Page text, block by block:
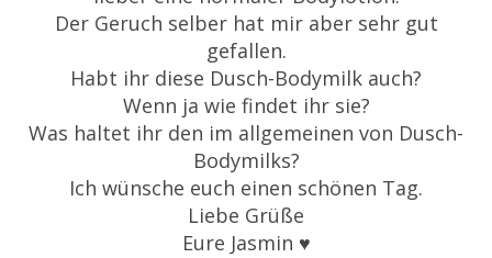
Der Geruch selber hat mir aber sehr gut
gefallen.
Habt ihr diese Dusch-Bodymilk auch?
Wenn ja wie findet ihr sie?
Was haltet ihr den im allgemeinen von Dusch-
Bodymilks?
Ich wünsche euch einen schönen Tag.
Liebe Grüße
Eure Jasmin ♥